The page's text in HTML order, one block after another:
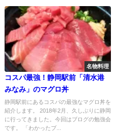
名物料理
コスパ最強！静岡駅前「清水港
みなみ」のマグロ丼
静岡駅前にあるコスパの最強なマグロ丼を
紹介します。 2018年2月、久しぶりに静岡
に行ってきました。今回はブログの勉強会
です。 「わかったブ...